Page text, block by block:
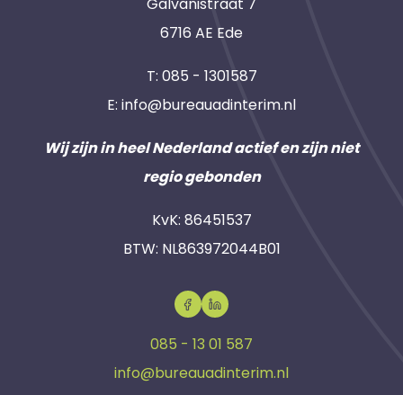
6716 AE Ede
T: 085 - 1301587
E: info@bureauadinterim.nl
Wij zijn in heel Nederland actief en zijn niet
regio gebonden
KvK: 86451537
BTW: NL863972044B01
085 - 13 01 587
info@bureauadinterim.nl